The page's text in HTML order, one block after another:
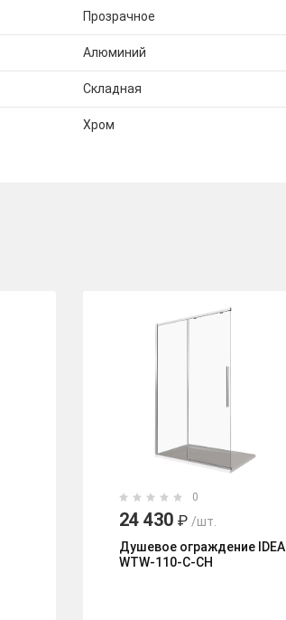
Прозрачное
Алюминий
Складная
Хром
0
24 430 ₽ /шт.
Душевое ограждение IDEA
WTW-110-C-CH